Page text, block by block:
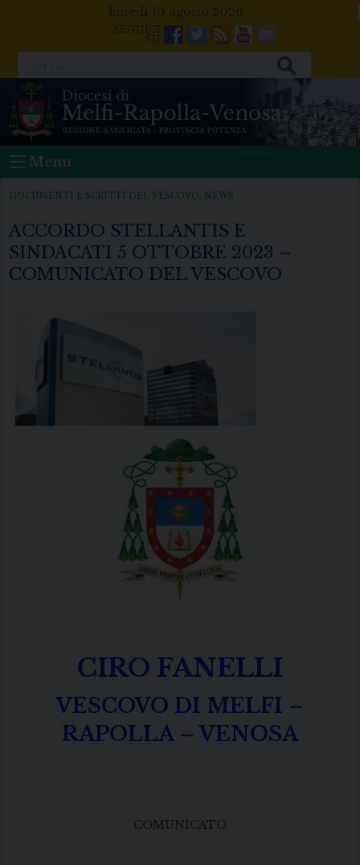
lunedì 10 agosto 2026
Facebook
Twitter
FeedsYoutube
Mail
Menu
DOCUMENTI E SCRITTI DEL VESCOVO NEWS
ACCORDO STELLANTIS E
SINDACATI 5 OTTOBRE 2023 –
COMUNICATO DEL VESCOVO
CIRO FANELLI
VESCOVO DI MELFI –
RAPOLLA – VENOSA
COMUNICATO